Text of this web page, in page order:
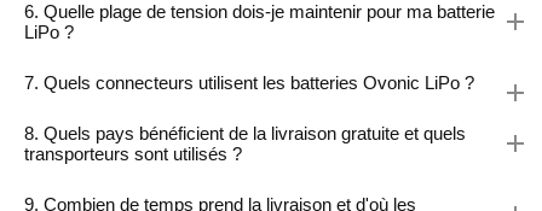
6. Quelle plage de tension dois-je maintenir pour ma batterie
LiPo ?
7. Quels connecteurs utilisent les batteries Ovonic LiPo ?
8. Quels pays bénéficient de la livraison gratuite et quels
transporteurs sont utilisés ?
9. Combien de temps prend la livraison et d'où les